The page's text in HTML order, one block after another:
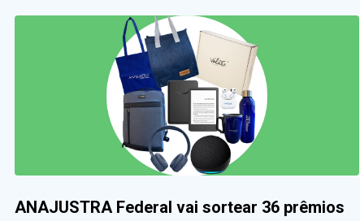
ANAJUSTRA Federal vai sortear 36 prêmios